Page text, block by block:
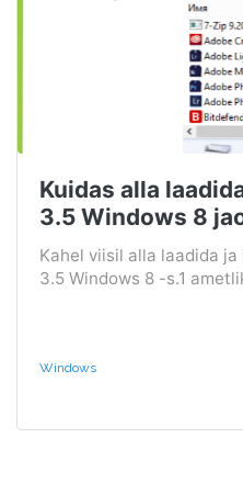
Kuidas alla
3.5 Windows 8
Kahel viisil alla laadida
3.5 Windows 8 -s.1
Windows